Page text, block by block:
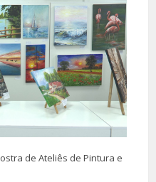
de Ateliês de Pintura e